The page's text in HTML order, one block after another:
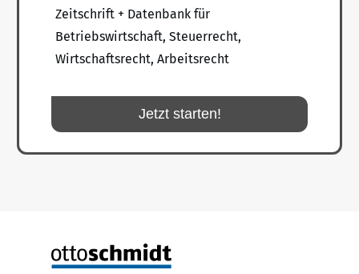
Zeitschrift + Datenbank für
Betriebswirtschaft, Steuerrecht,
Wirtschaftsrecht, Arbeitsrecht
Jetzt starten!